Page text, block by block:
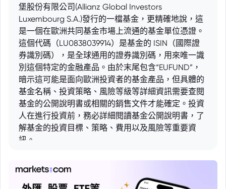
堡股份有限公司(Allianz Global Investors
Luxembourg S.A.)發行的一檔基金，更精確地說，這
是一個在歐洲共同基金市場上流通的基金單位憑證。
這個代碼（LU0838039914）是基金的 ISIN（國際證
券識別碼），是全球通用的證券識別碼，用來唯一識
別這個特定的金融產品。由於末尾包含“EUFUND”，
暗示這可能是面向歐洲投資者的基金產品，但具體的
基金名稱、投資策略、風險等級等詳細資訊需要查閱
基金的公開說明書或相關的銷售文件才能確定。投資
人在進行投資前，務必詳細閱讀基金公開說明書，了
解基金的投資目標、策略、費用以及風險等重要資
訊。